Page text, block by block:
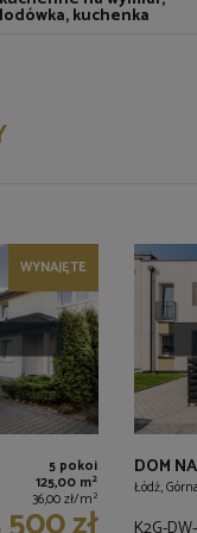
lodówka, kuchenka
WYNAJĘTE
5 pokoi
125,00 m2
36,00 zł/m2
DOM
Łódź,